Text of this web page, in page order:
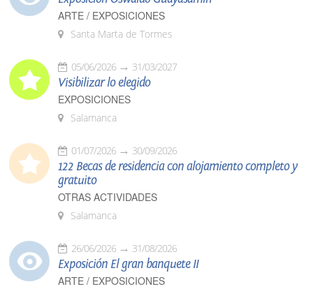
ARTE / EXPOSICIONES
Santa Marta de Tormes
05/06/2026 31/03/2027
Visibilizar lo elegido
EXPOSICIONES
Salamanca
01/07/2026 30/09/2026
122 Becas de residencia con alojamiento completo y
gratuito
OTRAS ACTIVIDADES
Salamanca
26/06/2026 31/08/2026
Exposición El gran banquete II
ARTE / EXPOSICIONES